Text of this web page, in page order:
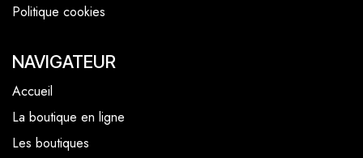
Politique cookies
NAVIGATEUR
Accueil
La boutique en ligne
Les boutiques